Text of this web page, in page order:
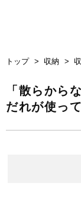
トップ 収納
「散らから
だれが使っ